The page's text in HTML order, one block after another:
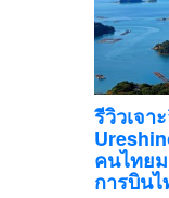
รีวิวเจา
คนไทย
การบินไ